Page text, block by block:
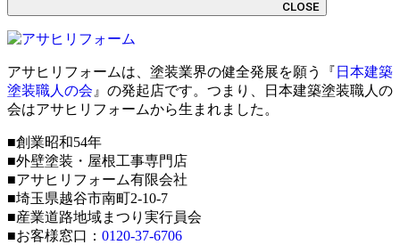
CLOSE
アサヒリフォームは、塗装業界の健全発展を願う『 日本建築
塗装職人の会 』の発起店です。つまり、日本建築塗装職人の
会はアサヒリフォームから生まれました。
■創業昭和54年
■外壁塗装・屋根工事専門店
■アサヒリフォーム有限会社
■埼玉県越谷市南町2-10-7
■産業道路地域まつり実行員会
■お客様窓口： 0120-37-6706